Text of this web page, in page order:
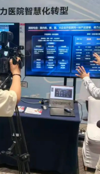
展 深度解析国信招投标公
势